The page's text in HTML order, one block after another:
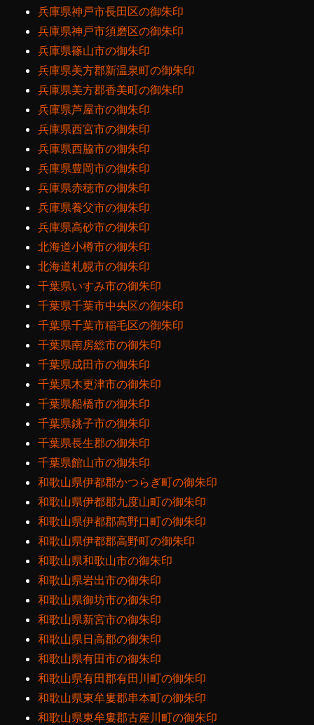
兵庫県神戸市長田区の御朱印
兵庫県神戸市須磨区の御朱印
兵庫県篠山市の御朱印
兵庫県美方郡新温泉町の御朱印
兵庫県美方郡香美町の御朱印
兵庫県芦屋市の御朱印
兵庫県西宮市の御朱印
兵庫県西脇市の御朱印
兵庫県豊岡市の御朱印
兵庫県赤穂市の御朱印
兵庫県養父市の御朱印
兵庫県高砂市の御朱印
北海道小樽市の御朱印
北海道札幌市の御朱印
千葉県いすみ市の御朱印
千葉県千葉市中央区の御朱印
千葉県千葉市稲毛区の御朱印
千葉県南房総市の御朱印
千葉県成田市の御朱印
千葉県木更津市の御朱印
千葉県船橋市の御朱印
千葉県銚子市の御朱印
千葉県長生郡の御朱印
千葉県館山市の御朱印
和歌山県伊都郡かつらぎ町の御朱印
和歌山県伊都郡九度山町の御朱印
和歌山県伊都郡高野口町の御朱印
和歌山県伊都郡高野町の御朱印
和歌山県和歌山市の御朱印
和歌山県岩出市の御朱印
和歌山県御坊市の御朱印
和歌山県新宮市の御朱印
和歌山県日高郡の御朱印
和歌山県有田市の御朱印
和歌山県有田郡有田川町の御朱印
和歌山県東牟婁郡串本町の御朱印
和歌山県東牟婁郡古座川町の御朱印